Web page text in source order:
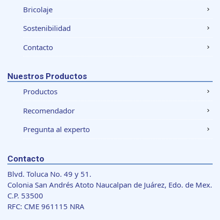
Bricolaje
Sostenibilidad
Contacto
Nuestros Productos
Productos
Recomendador
Pregunta al experto
Contacto
Blvd. Toluca No. 49 y 51.
Colonia San Andrés Atoto Naucalpan de Juárez, Edo. de Mex.
C.P. 53500
RFC: CME 961115 NRA